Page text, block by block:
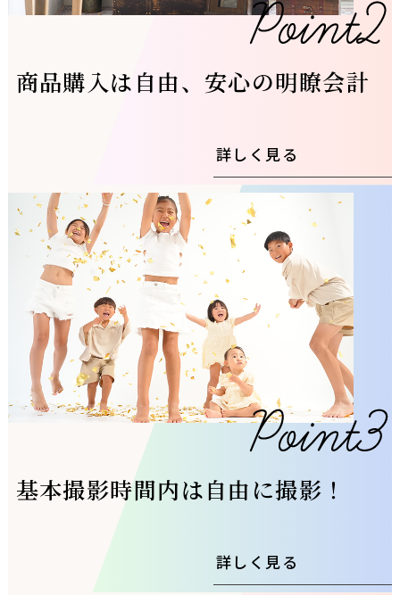
商品購入は自由、安心の明瞭会計
詳しく見る
基本撮影時間内は自由に撮影！
詳しく見る